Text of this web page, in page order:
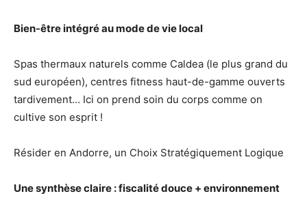
Bien-être intégré au mode de vie local
Spas thermaux naturels comme Caldea (le plus grand du
sud européen), centres fitness haut-de-gamme ouverts
tardivement… Ici on prend soin du corps comme on
cultive son esprit !
Résider en Andorre, un Choix Stratégiquement Logique
Une synthèse claire : fiscalité douce + environnement